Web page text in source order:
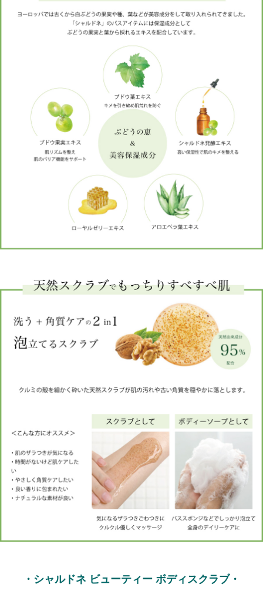
・シャルドネ ビューティー ボディスクラブ・